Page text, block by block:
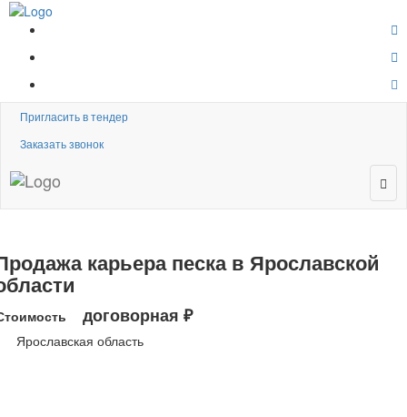
Пригласить в тендер
Заказать звонок
карьера песка в Ярославской
договорная ₽
Ярославская область